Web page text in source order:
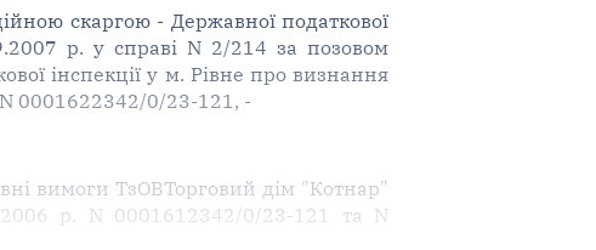
скаргою - Державної податкової
р. у справі N 2/214 за позовом
інспекції у м. Рівне про визнання
0001622342/0/23-121, -
вимоги ТзОВТорговий дім "Котнар"
р. N 0001612342/0/23-121 та N